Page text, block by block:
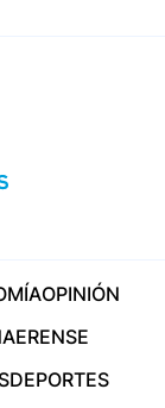
OPINIÓN
DEPORTES